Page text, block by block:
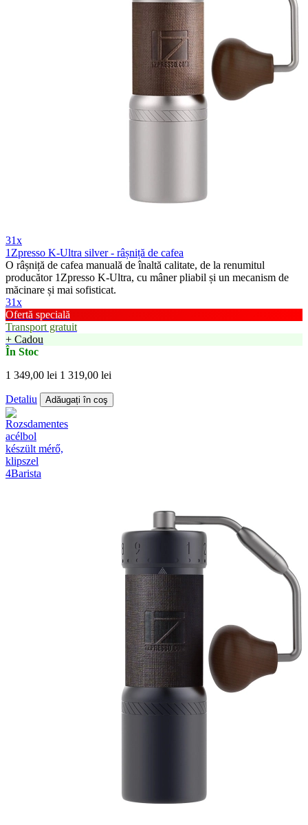
31x
1Zpresso K-Ultra silver - râșniță de cafea
O râșniță de cafea manuală de înaltă calitate, de la renumitul
producător 1Zpresso K-Ultra, cu mâner pliabil și un mecanism de
măcinare și mai sofisticat.
31x
Ofertă specială
Transport gratuit
+ Cadou
În Stoc
1 349,00 lei 1 319,00 lei
Detaliu Adăugați în coş